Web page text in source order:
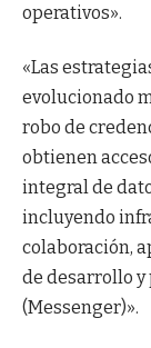
operativos».
«Las
evolucionado
robo de
obtienen
integral de
incluyendo
colaboración,
de desarrollo
(Messenger)».